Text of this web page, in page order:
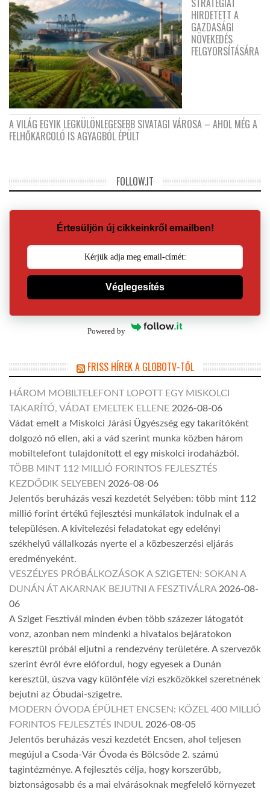
HIRDETETT A
GAZDASÁGI
NÖVEKEDÉS
FELGYORSÍTÁSÁRA
A VILÁG EGYIK LEGKÜLÖNLEGESEBB SIVATAGI VÁROSA – AHOL MÉG A
FELHŐKARCOLÓ IS AGYAGBÓL ÉPÜLT
FOLLOW.IT
Értesüljön új cikkeinkről emailben!
Véglegesítés
Powered by
FRISS HÍREK A GLOBOTV-TŐL
HÁROM MOBILTELEFONT LOPOTT EGY MISKOLCI
TAKARÍTÓ, VÁDAT EMELTEK ELLENE 2026-08-06
Vádat emelt a Miskolci Járási Ügyészség egy takarítóként
dolgozó nő ellen, aki a vád szerint munka közben három
mobiltelefont tulajdonított el egy miskolci irodaházból.
TÖBB MINT 112 MILLIÓ FORINTOS FEJLESZTÉS
KEZDŐDIK SELYEBEN 2026-08-06
Jelentős beruházás veszi kezdetét Selyében: több mint 112
millió forint értékű fejlesztési munkálatok indulnak el a
településen. A kivitelezési feladatokat egy edelényi
székhelyű vállalkozás nyerte el a közbeszerzési eljárás
eredményeként.
VESZÉLYES PRÓBÁLKOZÁSOK A SZIGETEN: SOKAN A
DUNÁN ÁT AKARNAK BEJUTNI A FESZTIVÁLRA 2026-08-
06
A Sziget Fesztivál minden évben több százezer látogatót
vonz, azonban nem mindenki a hivatalos bejáratokon
keresztül próbál eljutni a rendezvény területére. A szervezők
szerint évről évre előfordul, hogy egyesek a Dunán
keresztül, úszva vagy különféle vízi eszközökkel szeretnének
bejutni az Óbudai-szigetre.
MODERN ÓVODA ÉPÜLHET ENCSEN: KÖZEL 400 MILLIÓ
FORINTOS FEJLESZTÉS INDUL 2026-08-05
Jelentős beruházás veszi kezdetét Encsen, ahol teljesen
megújul a Csoda-Vár Óvoda és Bölcsőde 2. számú
tagintézménye. A fejlesztés célja, hogy korszerűbb,
biztonságosabb és a mai elvárásoknak megfelelő környezet